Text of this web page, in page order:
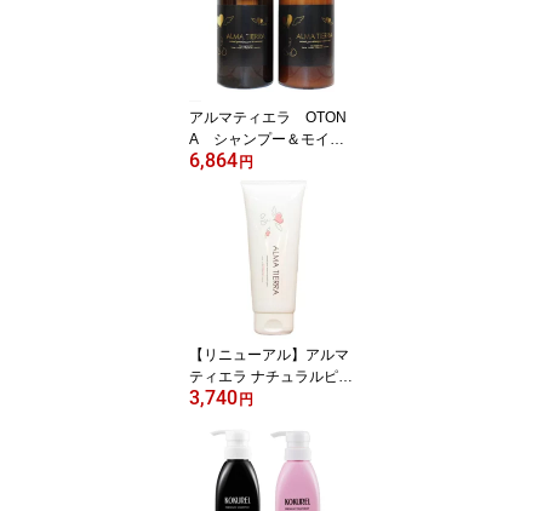
に入っても痛くないよ！
GON美容室オリジナル
kodomoしゃんぷー
アルマティエラ OTON
A シャンプー＆モイス
トトリートメント セッ
用】GON美容室オリジナ
6,864 円
【リニューアル】アルマ
ティエラ ナチュラルピュ
アトリートメント フル
アップタイプ】GON美容
室 オリジナル 安心 安全
サロン専売品 アルマト
3,740 円